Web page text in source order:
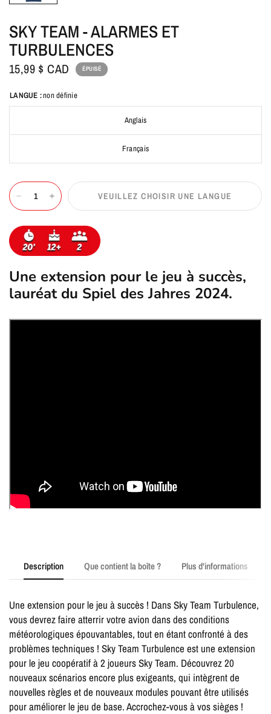
SKY TEAM - ALARMES ET
TURBULENCES
15,99 $ CAD ÉPUISÉ
LANGUE :non définie
Anglais
Français
VEUILLEZ CHOISIR UNE LANGUE
Une extension pour le jeu à succès,
lauréat du Spiel des Jahres 2024.
Description Que contient la boîte ? Plus d'informations
Une extension pour le jeu à succès ! Dans Sky Team Turbulence,
vous devrez faire atterrir votre avion dans des conditions
météorologiques épouvantables, tout en étant confronté à des
problèmes techniques ! Sky Team Turbulence est une extension
pour le jeu coopératif à 2 joueurs Sky Team. Découvrez 20
nouveaux scénarios encore plus exigeants, qui intègrent de
nouvelles règles et de nouveaux modules pouvant être utilisés
pour améliorer le jeu de base. Accrochez-vous à vos sièges !